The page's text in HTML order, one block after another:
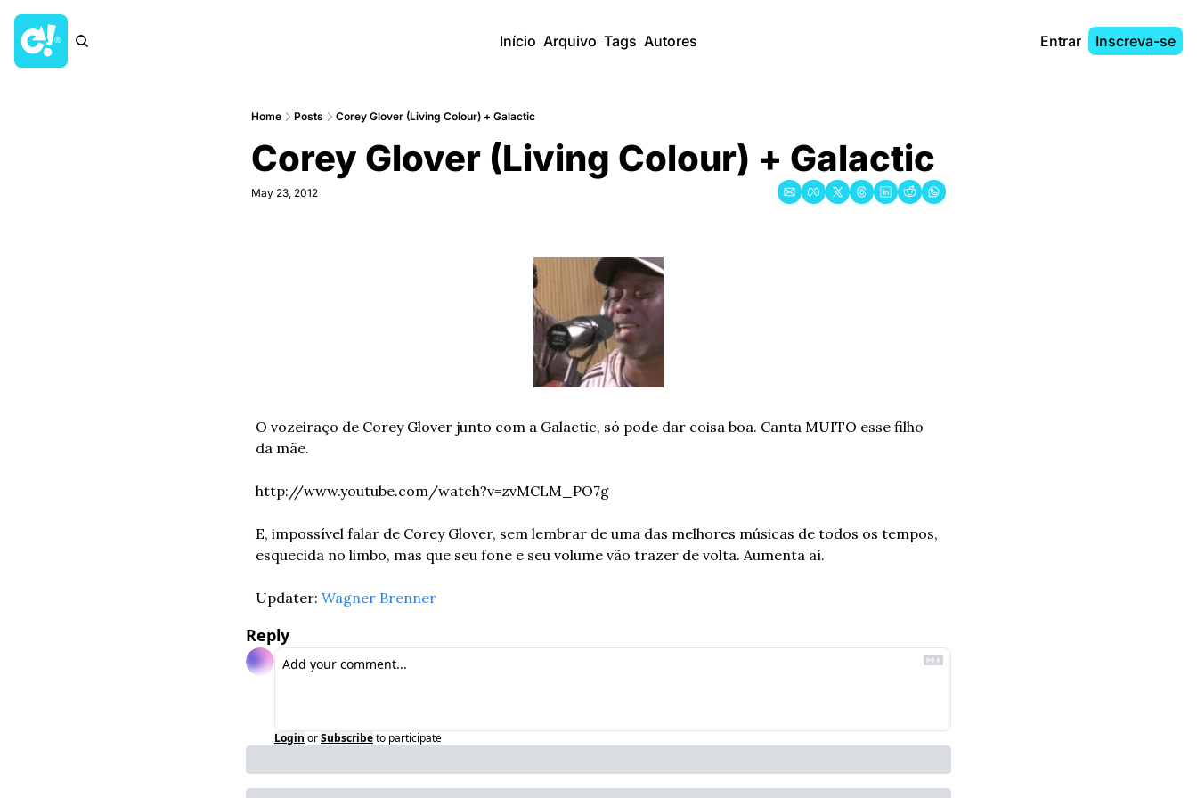
Início Arquivo Tags Autores Entrar Inscreva-se
Home Posts Corey Glover (Living Colour) + Galactic
Corey Glover (Living Colour) + Galactic
May 23, 2012
O vozeiraço de Corey Glover junto com a Galactic, só pode dar coisa boa. Canta MUITO esse filho
da mãe.
http://www.youtube.com/watch?v=zvMCLM_PO7g
E, impossível falar de Corey Glover, sem lembrar de uma das melhores músicas de todos os tempos,
esquecida no limbo, mas que seu fone e seu volume vão trazer de volta. Aumenta aí.
Updater: Wagner Brenner
Reply
Login orSubscribeto participate